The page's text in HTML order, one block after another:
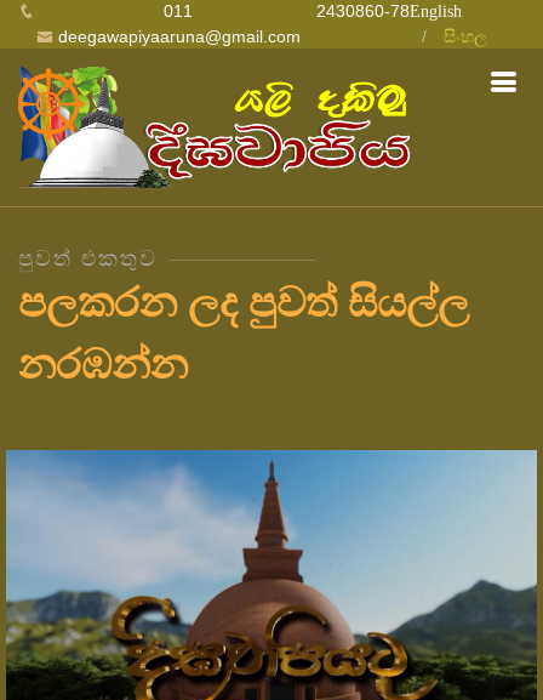
011 2430860-78
deegawapiyaaruna@gmail.com
English
සිංහල
පුවත් එකතුව
පලකරන ලද පුවත් සියල්ල
නරඹන්න